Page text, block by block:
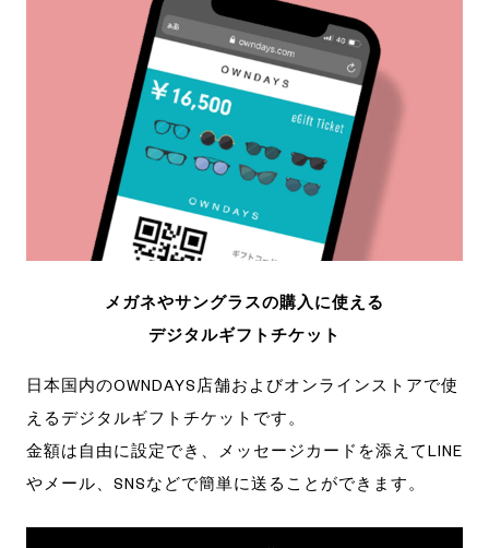
メガネやサングラスの購入に使える
デジタルギフトチケット
日本国内のOWNDAYS店舗および オンラインストアで使
えるデジタルギフトチケットです。
金額は自由に設定でき、メッセージカードを添えてLINE
やメール、 SNSなどで簡単に送ることができます。